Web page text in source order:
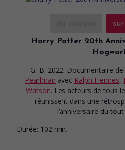
Harry Potter 20th
G.-B. 2022. Documentaire de
Pearlman avec Ralph Fiennes,
Watson. Les acteurs de tous
réunissent dans une
l’anniversaire du
Durée: 102 min.